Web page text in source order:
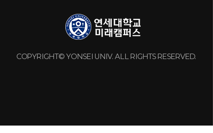
COPYRIGHT© YONSEI UNIV. ALL RIGHTS RESERVED.
연구실 안전관리시스템
세브란스병원
강남세브란스병원